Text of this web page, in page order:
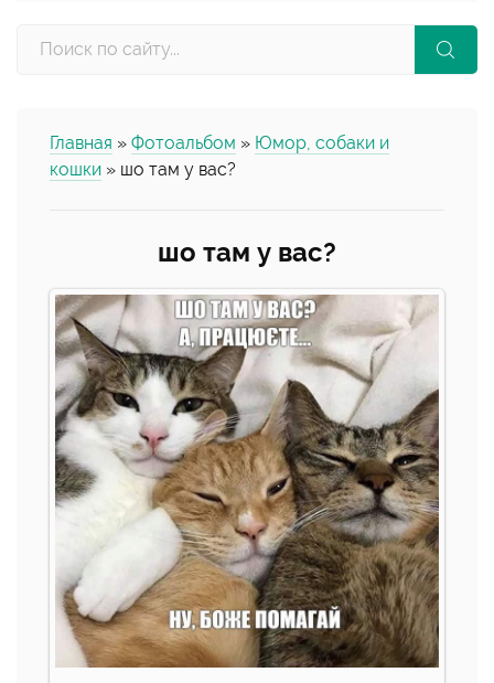
Главная » Фотоальбом » Юмор, собаки и
кошки » шо там у вас?
шо там у вас?